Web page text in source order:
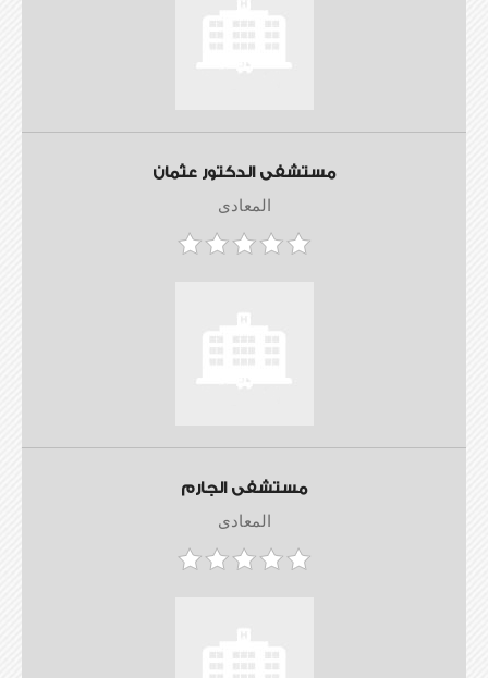
مستشفى الدكتور عثمان
المعادى
مستشفى الجارم
المعادى